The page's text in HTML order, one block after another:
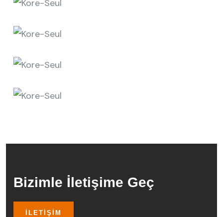
Bizimle İletişime Geç
İLETIŞIM